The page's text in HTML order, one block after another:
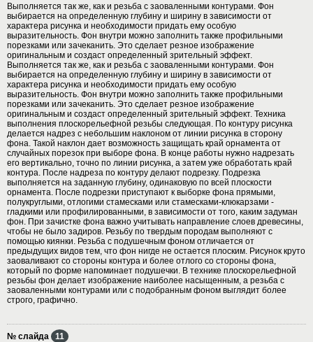
Выполняется так же, как и резьба с заоваленными контурами. Фон
выбирается на определенную глубину и ширину в зависимости от
характера рисунка и необходимости придать ему особую
выразительность. Фон внутри можно заполнить также профильными
порезками или зачеканить. Это сделает резное изображение
оригинальным и создаст определенный зрительный эффект.
Выполняется так же, как и резьба с заоваленными контурами. Фон
выбирается на определенную глубину и ширину в зависимости от
характера рисунка и необходимости придать ему особую
выразительность. Фон внутри можно заполнить также профильными
порезками или зачеканить. Это сделает резное изображение
оригинальным и создаст определенный зрительный эффект. Техника
выполнения плоскорельефной резьбы следующая. По контуру рисунка
делается надрез с небольшим наклоном от линии рисунка в сторону
фона. Такой наклон дает возможность защищать край орнамента от
случайных порезок при выборе фона. В конце работы нужно надрезать
его вертикально, точно по линии рисунка, а затем уже обработать край
контура. После надреза по контуру делают подрезку. Подрезка
выполняется на заданную глубину, одинаковую по всей плоскости
орнамента. После подрезки приступают к выборке фона прямыми,
полукруглыми, отлогими стамесками или стамесками-клюкарзами -
гладкими или профилированными, в зависимости от того, каким задуман
фон. При зачистке фона важно учитывать направление слоев древесины,
чтобы не было задиров. Резьбу по твердым породам выполняют с
помощью киянки. Резьба с подушечным фоном отличается от
предыдущих видов тем, что фон нигде не остается плоским. Рисунок круто
заоваливают со стороны контура и более отлого со стороны фона,
который по форме напоминает подушечки. В технике плоскорельефной
резьбы фон делает изображение наиболее насыщенным, а резьба с
заоваленными контурами или с подобранным фоном выглядит более
строго, графично.
№ слайда 11